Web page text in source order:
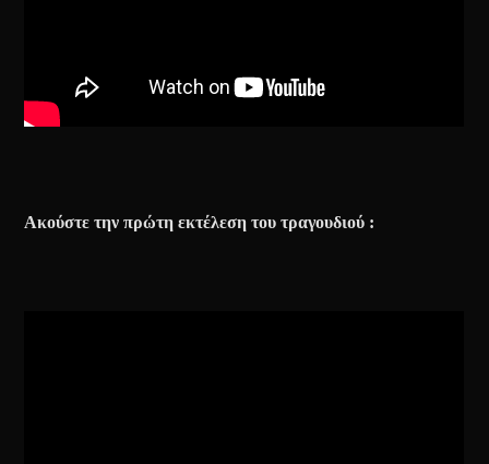
Ακούστε την πρώτη εκτέλεση του τραγουδιού :